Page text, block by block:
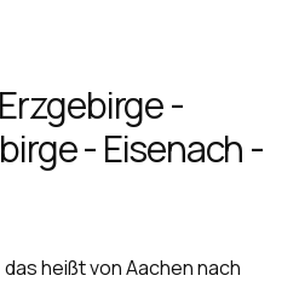
-
- Eisenach -
heißt von Aachen nach